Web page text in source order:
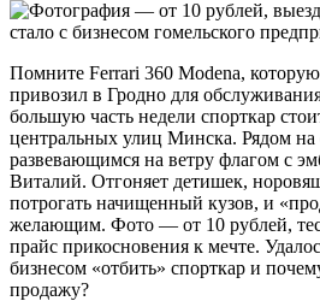
Помните Ferrari 360 Modena,
привозил в Гродно для
большую часть недели спорткар
центральных улиц Минска. Рядом на
развевающимся на ветру флагом с
Виталий. Отгоняет детишек,
потрогать начищенный кузов, и
желающим. Фото — от 10 рублей,
прайс прикосновения к мечте.
бизнесом «отбить» спорткар и
продажу?